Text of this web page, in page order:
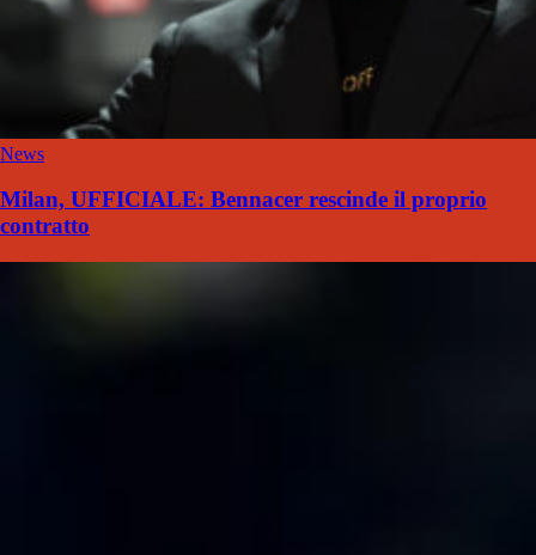
News
Milan, UFFICIALE: Bennacer rescinde il proprio
contratto